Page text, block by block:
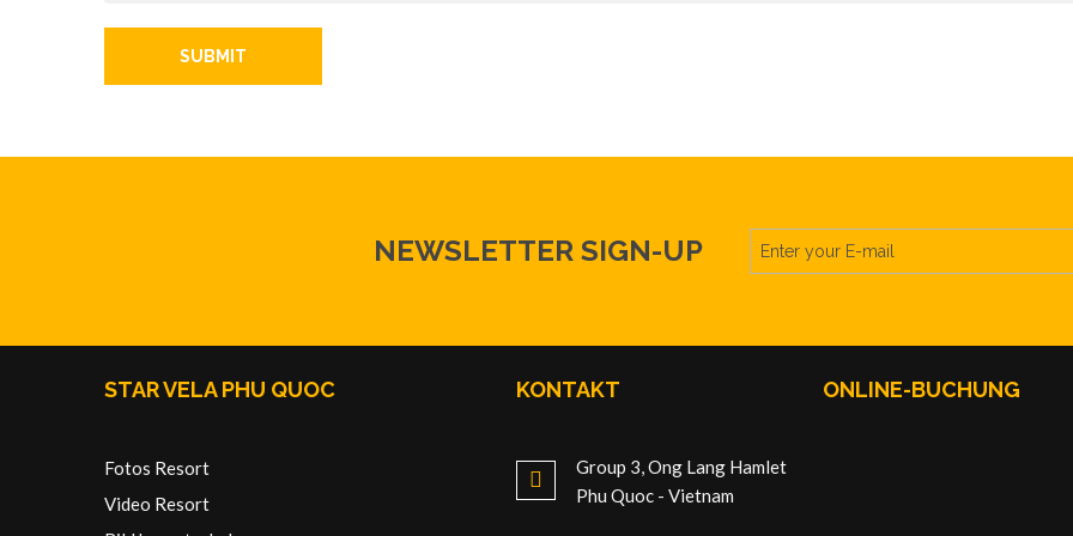
SUBMIT
NEWSLETTER SIGN-UP
STAR VELA PHU QUOC
Fotos Resort
Video Resort
KONTAKT
Group 3, Ong Lang Hamlet
Phu Quoc - Vietnam
ONLINE-BUCHUNG